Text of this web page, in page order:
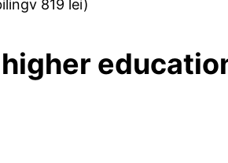
819 lei)